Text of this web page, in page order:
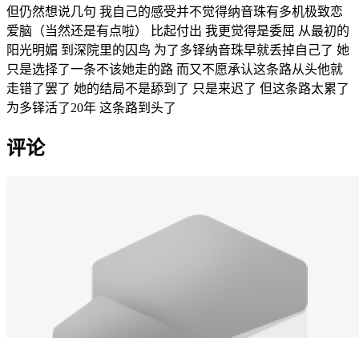
但仍然想说几句 我自己的感受并不觉得纳音珠有多机极致恋
爱脑（当然还是有点啦） 比起付出 我更觉得是委屈 从最初的
阳光明媚 到深院里的囚鸟 为了多铎纳音珠早就丢掉自己了 她
只是选择了一条不该她走的路 而又不愿承认这条路从头他就
走错了罢了 她的结局不是舔到了 只是来迟了 但这条路太累了
为多铎活了20年 这条路到头了
评论